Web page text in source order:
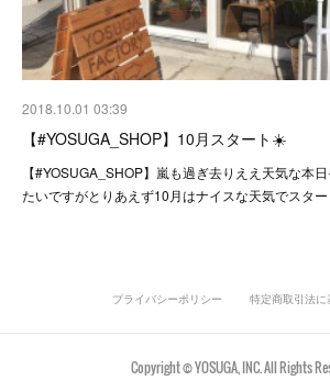
2018.10.01 03:39
【#YOSUGA_SHOP】10月スタート☀️
【#YOSUGA_SHOP】嵐も過ぎ去りええ天気な本
たいですがとりあえず10月はナイスな天気でスタ
プライバシーポリシー 特定商取引法に
Copyright © YOSUGA, INC. All Rights